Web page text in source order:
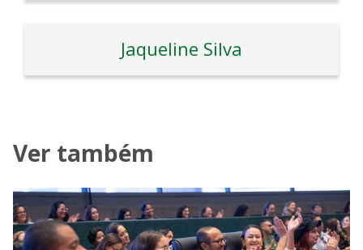
Jaqueline Silva
Ver também